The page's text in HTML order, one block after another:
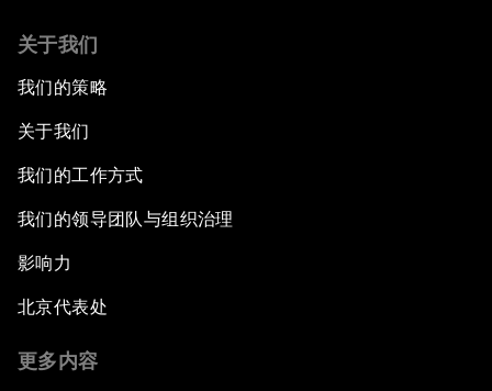
关于我们
我们的策略
关于我们
我们的工作方式
我们的领导团队与组织治理
影响力
北京代表处
更多内容